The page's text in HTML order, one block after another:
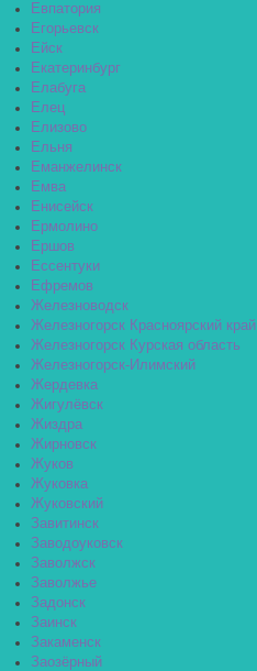
Евпатория
Егорьевск
Ейск
Екатеринбург
Елабуга
Елец
Елизово
Ельня
Еманжелинск
Емва
Енисейск
Ермолино
Ершов
Ессентуки
Ефремов
Железноводск
Железногорск Красноярский край
Железногорск Курская область
Железногорск-Илимский
Жердевка
Жигулёвск
Жиздра
Жирновск
Жуков
Жуковка
Жуковский
Завитинск
Заводоуковск
Заволжск
Заволжье
Задонск
Заинск
Закаменск
Заозёрный